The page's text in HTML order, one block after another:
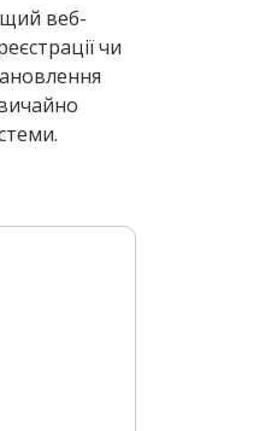
веб-
чи